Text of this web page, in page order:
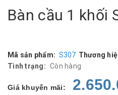
Bàn cầu 1 khối
Mã sản phẩm: S307 Thương
Tình trạng: Còn hàng
Giá khuyến mãi: